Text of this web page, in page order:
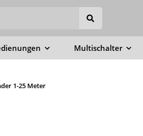
Multischalter
1-25 Meter